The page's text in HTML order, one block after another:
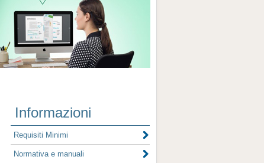
Informazioni
Requisiti Minimi
Normativa e manuali
Bando